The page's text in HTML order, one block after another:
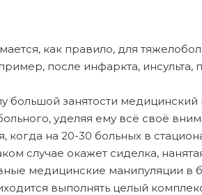
как правило, для
после инфаркта, инсульта,
большой занятости
уделяя ему всё своё
когда на 20-30 больных в
случае окажет сиделка,
медицинские манипуляции
выполнять целый